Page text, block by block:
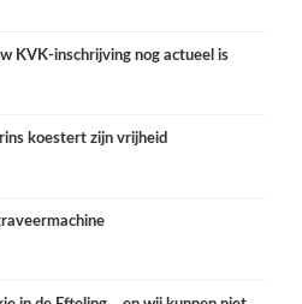
KVK-inschrijving nog actueel is
koestert zijn vrijheid